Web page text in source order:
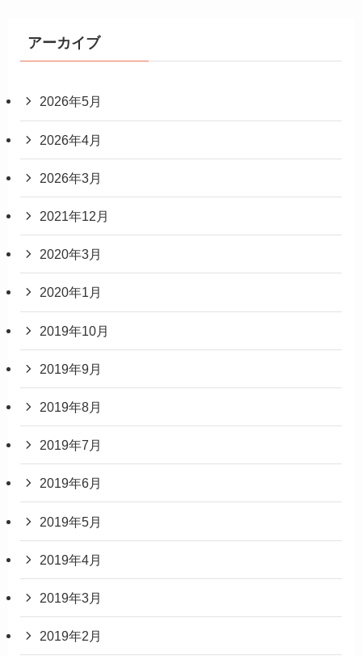
アーカイブ
2026年5月
2026年4月
2026年3月
2021年12月
2020年3月
2020年1月
2019年10月
2019年9月
2019年8月
2019年7月
2019年6月
2019年5月
2019年4月
2019年3月
2019年2月